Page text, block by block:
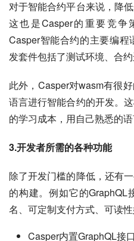
对于智能合约平台来说，降
这也是Casper的重要竞争
Casper智能合约的主要编
发套件包括了测试环境、合约
此外，Casper对wasm有很
语言进行智能合约的开发。
的学习成本，用自己熟悉的语
3.开发者所需的各种功能
除了开发门槛的降低，还有
的构建。例如它的
名、可定制支付方式、可读性
Casper内置GraphQL接